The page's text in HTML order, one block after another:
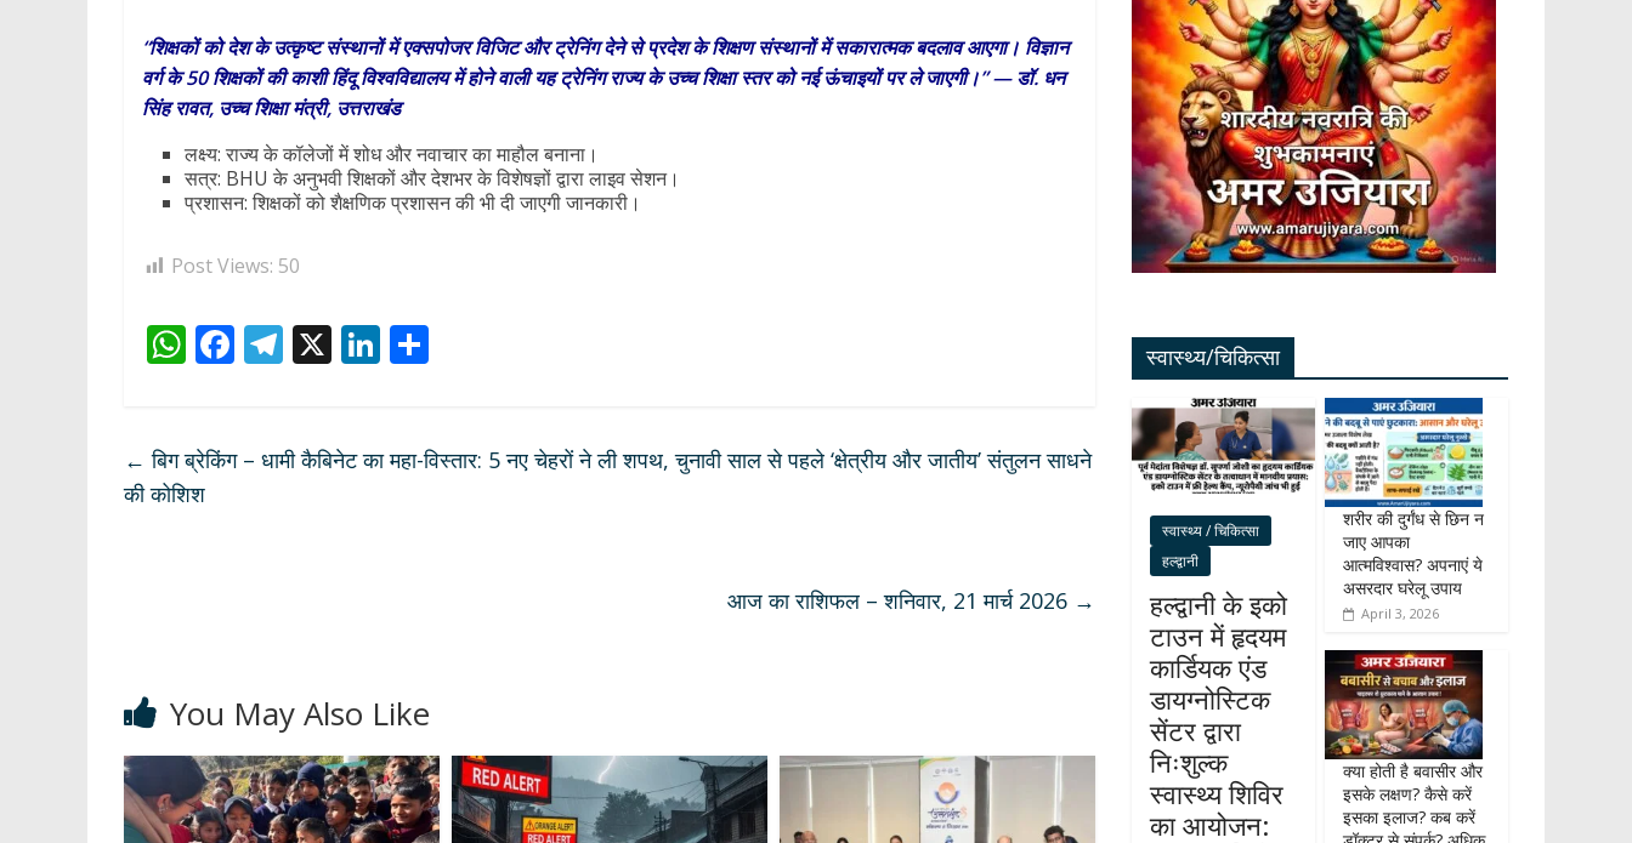
“शिक्षकों को देश के उत्कृष्ट संस्थानों में एक्सपोजर विजिट और ट्रेनिंग देने से प्रदेश के शिक्षण संस्थानों में सकारात्मक बदलाव आएगा। विज्ञान
वर्ग के 50 शिक्षकों की काशी हिंदू विश्वविद्यालय में होने वाली यह ट्रेनिंग राज्य के उच्च शिक्षा स्तर को नई ऊंचाइयों पर ले जाएगी।” — डॉ. धन
सिंह रावत, उच्च शिक्षा मंत्री, उत्तराखंड
लक्ष्य: राज्य के कॉलेजों में शोध और नवाचार का माहौल बनाना।
सत्र: BHU के अनुभवी शिक्षकों और देशभर के विशेषज्ञों द्वारा लाइव सेशन।
प्रशासन: शिक्षकों को शैक्षणिक प्रशासन की भी दी जाएगी जानकारी।
Post Views: 50
W
s
A
F
b
T
gr
X Li
e e
← बिग ब्रेकिंग – धामी कैबिनेट का महा-विस्तार: 5 नए चेहरों ने ली शपथ, चुनावी साल से पहले ‘क्षेत्रीय और जातीय’ संतुलन साधने
की कोशिश
आज का राशिफल – शनिवार, 21 मार्च 2026 →
You May Also Like
स्वास्थ्य/चिकित्सा
स्वास्थ्य / चिकित्सा
हल्द्वानी
हल्द्वानी के इको
टाउन में हृदयम
कार्डियक एंड
डायग्नोस्टिक
सेंटर द्वारा
निःशुल्क
स्वास्थ्य शिविर
का आयोजन:
शरीर की दुर्गंध से छिन न
जाए आपका
आत्मविश्वास? अपनाएं ये
असरदार घरेलू उपाय
April 3, 2026
क्या होती है बवासीर और
इसके लक्षण? कैसे करें
इसका इलाज? कब करें